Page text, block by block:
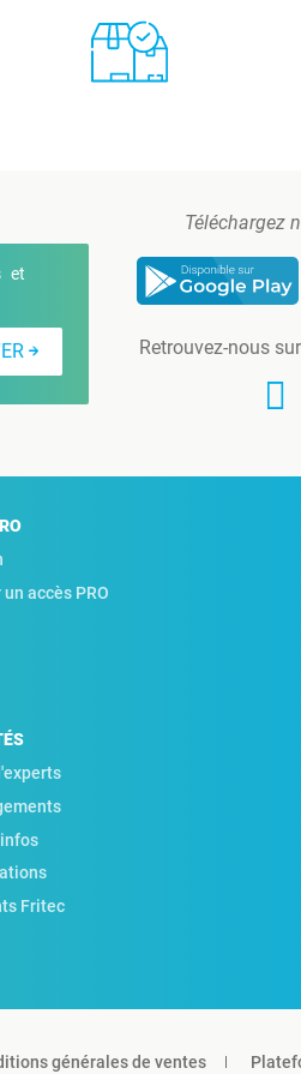
et
Téléchargez
Retrouvez-nous
accès PRO
Fritec
générales de ventes